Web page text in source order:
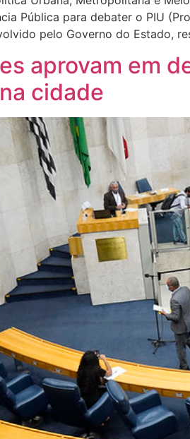
Pública para debater o PIU
pelo Governo do Estado,
aprovam em
cidade